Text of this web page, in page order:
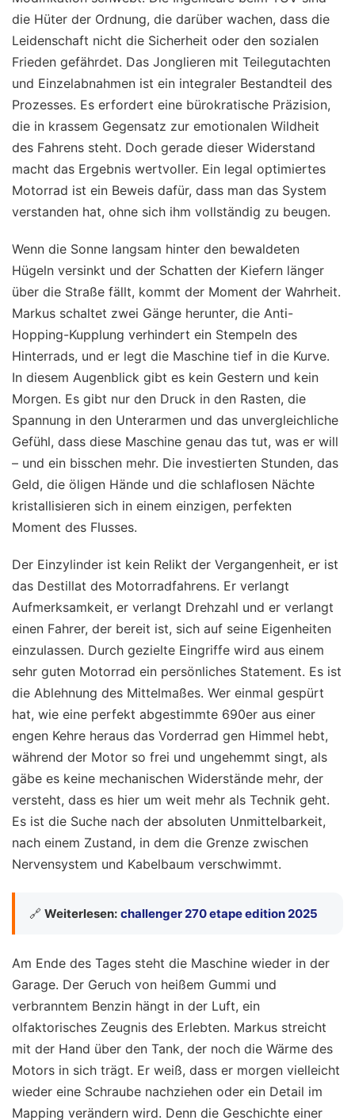
die Hüter der Ordnung, die darüber wachen, dass die
Leidenschaft nicht die Sicherheit oder den sozialen
Frieden gefährdet. Das Jonglieren mit Teilegutachten
und Einzelabnahmen ist ein integraler Bestandteil des
Prozesses. Es erfordert eine bürokratische Präzision,
die in krassem Gegensatz zur emotionalen Wildheit
des Fahrens steht. Doch gerade dieser Widerstand
macht das Ergebnis wertvoller. Ein legal optimiertes
Motorrad ist ein Beweis dafür, dass man das System
verstanden hat, ohne sich ihm vollständig zu beugen.
Wenn die Sonne langsam hinter den bewaldeten
Hügeln versinkt und der Schatten der Kiefern länger
über die Straße fällt, kommt der Moment der Wahrheit.
Markus schaltet zwei Gänge herunter, die Anti-
Hopping-Kupplung verhindert ein Stempeln des
Hinterrads, und er legt die Maschine tief in die Kurve.
In diesem Augenblick gibt es kein Gestern und kein
Morgen. Es gibt nur den Druck in den Rasten, die
Spannung in den Unterarmen und das unvergleichliche
Gefühl, dass diese Maschine genau das tut, was er will
– und ein bisschen mehr. Die investierten Stunden, das
Geld, die öligen Hände und die schlaflosen Nächte
kristallisieren sich in einem einzigen, perfekten
Moment des Flusses.
Der Einzylinder ist kein Relikt der Vergangenheit, er ist
das Destillat des Motorradfahrens. Er verlangt
Aufmerksamkeit, er verlangt Drehzahl und er verlangt
einen Fahrer, der bereit ist, sich auf seine Eigenheiten
einzulassen. Durch gezielte Eingriffe wird aus einem
sehr guten Motorrad ein persönliches Statement. Es ist
die Ablehnung des Mittelmaßes. Wer einmal gespürt
hat, wie eine perfekt abgestimmte 690er aus einer
engen Kehre heraus das Vorderrad gen Himmel hebt,
während der Motor so frei und ungehemmt singt, als
gäbe es keine mechanischen Widerstände mehr, der
versteht, dass es hier um weit mehr als Technik geht.
Es ist die Suche nach der absoluten Unmittelbarkeit,
nach einem Zustand, in dem die Grenze zwischen
Nervensystem und Kabelbaum verschwimmt.
🔗 Weiterlesen: challenger 270 etape edition 2025
Am Ende des Tages steht die Maschine wieder in der
Garage. Der Geruch von heißem Gummi und
verbranntem Benzin hängt in der Luft, ein
olfaktorisches Zeugnis des Erlebten. Markus streicht
mit der Hand über den Tank, der noch die Wärme des
Motors in sich trägt. Er weiß, dass er morgen vielleicht
wieder eine Schraube nachziehen oder ein Detail im
Mapping verändern wird. Denn die Geschichte einer